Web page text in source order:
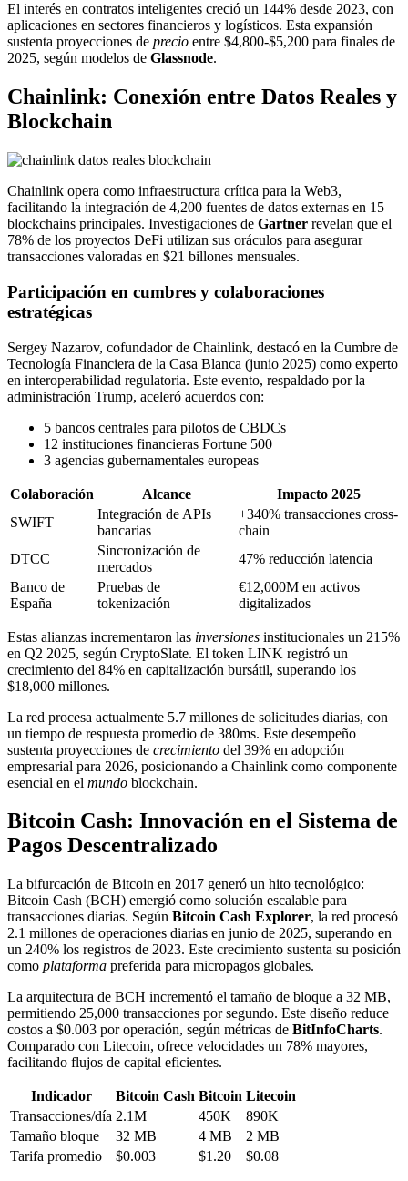
El interés en contratos inteligentes creció un 144% desde 2023, con
aplicaciones en sectores financieros y logísticos. Esta expansión
sustenta proyecciones de precio entre $4,800-$5,200 para finales de
2025, según modelos de Glassnode.
Chainlink: Conexión entre Datos Reales y
Blockchain
Chainlink opera como infraestructura crítica para la Web3,
facilitando la integración de 4,200 fuentes de datos externas en 15
blockchains principales. Investigaciones de Gartner revelan que el
78% de los proyectos DeFi utilizan sus oráculos para asegurar
transacciones valoradas en $21 billones mensuales.
Participación en cumbres y colaboraciones
estratégicas
Sergey Nazarov, cofundador de Chainlink, destacó en la Cumbre de
Tecnología Financiera de la Casa Blanca (junio 2025) como experto
en interoperabilidad regulatoria. Este evento, respaldado por la
administración Trump, aceleró acuerdos con:
5 bancos centrales para pilotos de CBDCs
12 instituciones financieras Fortune 500
3 agencias gubernamentales europeas
Colaboración Alcance
Impacto 2025
SWIFT
Integración de APIs
bancarias
+340% transacciones cross-
chain
DTCC
Sincronización de
mercados
47% reducción latencia
Banco de
España
Pruebas de
tokenización
€12,000M en activos
digitalizados
Estas alianzas incrementaron las inversiones institucionales un 215%
en Q2 2025, según CryptoSlate. El token LINK registró un
crecimiento del 84% en capitalización bursátil, superando los
$18,000 millones.
La red procesa actualmente 5.7 millones de solicitudes diarias, con
un tiempo de respuesta promedio de 380ms. Este desempeño
sustenta proyecciones de crecimiento del 39% en adopción
empresarial para 2026, posicionando a Chainlink como componente
esencial en el mundo blockchain.
Bitcoin Cash: Innovación en el Sistema de
Pagos Descentralizado
La bifurcación de Bitcoin en 2017 generó un hito tecnológico:
Bitcoin Cash (BCH) emergió como solución escalable para
transacciones diarias. Según Bitcoin Cash Explorer, la red procesó
2.1 millones de operaciones diarias en junio de 2025, superando en
un 240% los registros de 2023. Este crecimiento sustenta su posición
como plataforma preferida para micropagos globales.
La arquitectura de BCH incrementó el tamaño de bloque a 32 MB,
permitiendo 25,000 transacciones por segundo. Este diseño reduce
costos a $0.003 por operación, según métricas de BitInfoCharts.
Comparado con Litecoin, ofrece velocidades un 78% mayores,
facilitando flujos de capital eficientes.
Indicador Bitcoin Cash Bitcoin Litecoin
Transacciones/día 2.1M 450K
890K
Tamaño bloque
32 MB 4 MB
2 MB
Tarifa promedio
$0.003 $1.20 $0.08